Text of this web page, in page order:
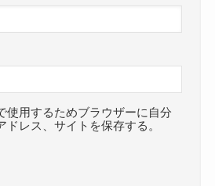
使用するためブラウザーに自分
ドレス、サイトを保存する。